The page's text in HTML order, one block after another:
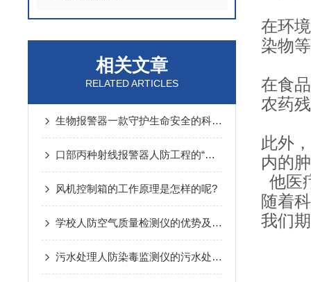
相关文章
RELATED ARTICLES
生物报警器一款守护生命安全的科技哨兵
口部丙种射线报警器人防工程的“核生化”哨兵
风机控制箱的工作原理是怎样的呢?
学校人防空气质量检测仪的优势及监测方案
污水处理人防染毒监测仪的污水处理常规化验操作
在环
染物
在食
农药
此外
内的
他医
随着
我们